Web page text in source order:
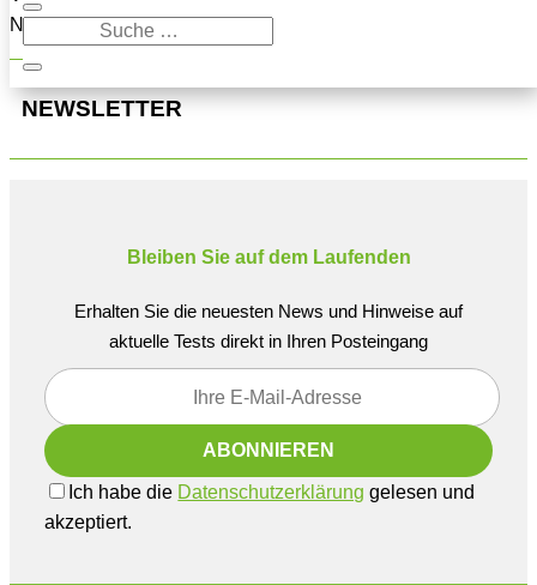
Navigation oben, um den Beitrag zu finden.
NEWSLETTER
Bleiben Sie auf dem Laufenden
Erhalten Sie die neuesten News und Hinweise auf
aktuelle Tests direkt in Ihren Posteingang
Ich habe die Datenschutzerklärung gelesen und
akzeptiert.